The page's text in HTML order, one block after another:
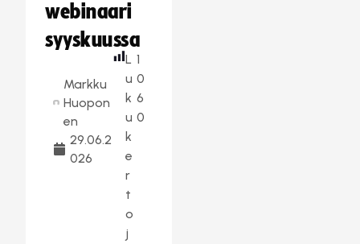
webinaari
syyskuussa
Markku
Huopon
en
29.06.2
026
L
u
k
u
k
e
r
t
o
j
1
0
6
0